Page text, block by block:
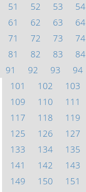
51
52 53 54
61
62 63 64
71
72 73 74
81
82 83 84
91
92 93 94
101
102 103
109
110 111
117
118 119
125
126 127
133
134 135
141
142 143
149
150 151